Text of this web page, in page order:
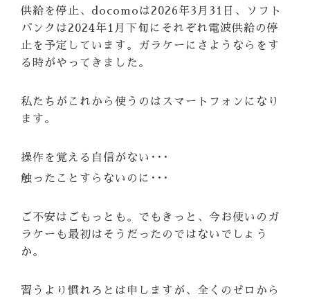
供給を停止、docomoは2026年3月31日、ソフト
バンクは2024年1月下旬にそれぞれ電波供給の停
止を予定しています。ガラケーにさようならをす
る時がやってきました。
私たちがこれから使うのはスマートフォンになり
ます。
操作を覚える自信がない･･･
触ったことすらないのに･･･
ご不安はごもっとも。でもきっと、今お使いのガ
ラケーも最初はそうだったのではないでしょう
か。
習うより慣れろとは申しますが、全くのゼロから